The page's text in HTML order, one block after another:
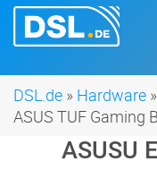
DSL.de » Hardware »
ASUS TUF Gaming
ASUSU